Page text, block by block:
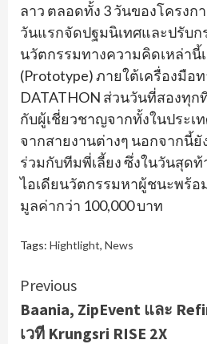
ลาว ตลอดทั้ง 3 วันของโครงก
วันแรกจัดปฐมนิเทศและปรับก
นวัตกรรมทางความคิดเหล่านี้
(Prototype) ภายใต้เครื่องมือ
DATATHON ส่วนวันที่สองทุ
กับผู้เชี่ยวชาญจากทั้งในประเ
จากสายงานต่างๆ นอกจากนี้
ร่วมกับทีมพี่เลี้ยง ซึ่งในวันสุด
ไอเดียนวัตกรรมหาผู้ชนะพร้อ
มูลค่ากว่า 100,000 บาท
Tags: Hightlight, News
Continue
Reading
Previous
Baania, ZipEvent และ
เวที Krungsri RISE 2X